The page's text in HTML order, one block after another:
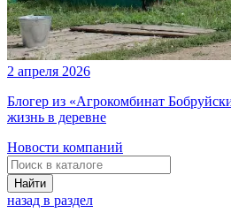
2 апреля 2026
Блогер из «Агрокомбинат
жизнь в деревне
Новости компаний
Найти
назад в раздел